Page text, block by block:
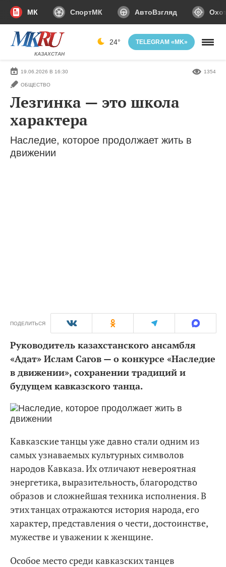
МК СпортМК АвтоВзгляд
КАЗАХСТАН
24° TELEGRAM «MK»
19.06.2026 В 16:30
ОБЩЕСТВО
1354
Лезгинка — это школа
характера
Наследие, которое продолжает жить в
движении
ПОДЕЛИТЬСЯ
Руководитель казахстанского ансамбля
«Адат» Ислам Сагов — о конкурсе «Наследие
в движении», сохранении традиций и
будущем кавказского танца.
Кавказские танцы уже давно стали одним из
самых узнаваемых культурных символов
народов Кавказа. Их отличают невероятная
энергетика, выразительность, благородство
образов и сложнейшая техника исполнения. В
этих танцах отражаются история народа, его
характер, представления о чести, достоинстве,
мужестве и уважении к женщине.
Особое место среди кавказских танцев